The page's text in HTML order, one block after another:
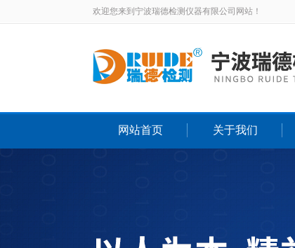
欢迎您来到宁波瑞德检测仪器有限公司网站！
网站首页 关于我们